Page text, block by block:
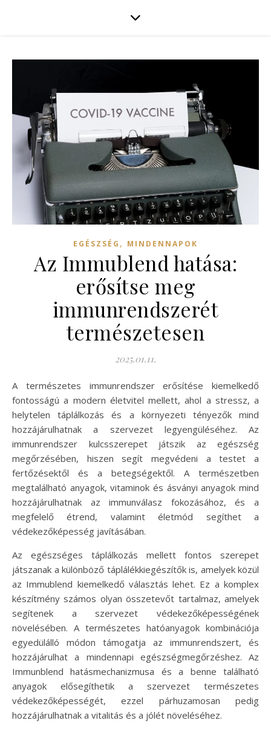
EGÉSZSÉG , MINDENNAPOK
Az Immublend hatása:
erősítse meg
immunrendszerét
természetesen
2025.01.11.
A természetes immunrendszer erősítése kiemelkedő
fontosságú a modern életvitel mellett, ahol a stressz, a
helytelen táplálkozás és a környezeti tényezők mind
hozzájárulhatnak a szervezet legyengüléséhez. Az
immunrendszer kulcsszerepet játszik az egészség
megőrzésében, hiszen segít megvédeni a testet a
fertőzésektől és a betegségektől. A természetben
megtalálható anyagok, vitaminok és ásványi anyagok mind
hozzájárulhatnak az immunválasz fokozásához, és a
megfelelő étrend, valamint életmód segíthet a
védekezőképesség javításában.
Az egészséges táplálkozás mellett fontos szerepet
játszanak a különböző táplálékkiegészítők is, amelyek közül
az Immublend kiemelkedő választás lehet. Ez a komplex
készítmény számos olyan összetevőt tartalmaz, amelyek
segítenek a szervezet védekezőképességének
növelésében. A természetes hatóanyagok kombinációja
egyedülálló módon támogatja az immunrendszert, és
hozzájárulhat a mindennapi egészségmegőrzéshez. Az
Immunblend hatásmechanizmusa és a benne található
anyagok elősegíthetik a szervezet természetes
védekezőképességét, ezzel párhuzamosan pedig
hozzájárulhatnak a vitalitás és a jólét növeléséhez.